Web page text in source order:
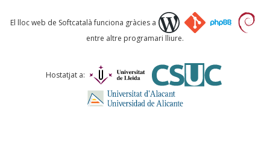
Què proposeu?
Comentari *
El lloc web de Softcatalà funciona gràcies a
entre altre programari lliure.
Hostatjat a: